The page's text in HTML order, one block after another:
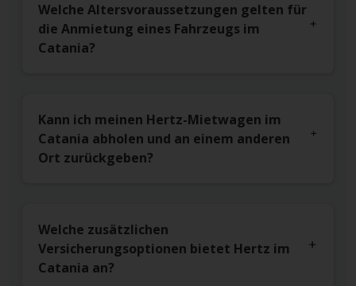
Welche Altersvoraussetzungen gelten für
die Anmietung eines Fahrzeugs im
Catania?
Kann ich meinen Hertz-Mietwagen im
Catania abholen und an einem anderen
Ort zurückgeben?
Welche zusätzlichen
Versicherungsoptionen bietet Hertz im
Catania an?